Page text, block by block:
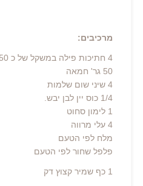
מרכיבים:
4 חתיכות פילה במשקל של כ 150 גר לחתיכה,
50 גר' חמאה
4 שיני שום שלמות
1/4 כוס יין לבן יבש.
1 לימון סחוט
4 עלי מרווה
מלח לפי הטעם
פלפל שחור לפי הטעם
1 כף שמיר קצוץ דק